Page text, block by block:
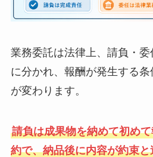
業務委託は法律上、請負・
に分かれ、報酬が発生する
が変わります。
請負は成果物を納めて初め
約で、納品後に内容が約束